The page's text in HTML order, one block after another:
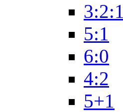
3:2:1
5:1
6:0
4:2
5+1